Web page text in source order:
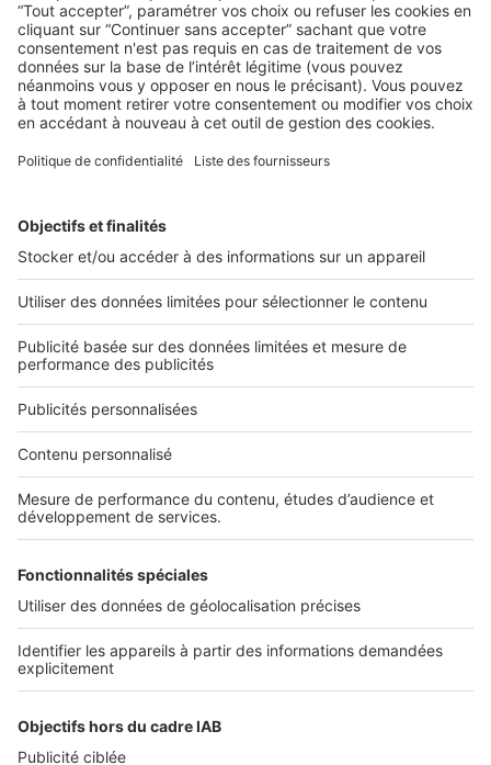
Boost Social Immo : la solution pour
piloter et amplifier la visibilité de vos
annonces sur les réseaux sociaux
SeLoger lance aujourd’hui Boost Social Immo, un outil qui
vous donne la possibilité de mettre en avant ...
2 rue des Italiens 75009 Paris
01 53 38 80 00
Nos solutions pro
Actualités pro
Nous contacter
Connexion à My SeLoger Pro